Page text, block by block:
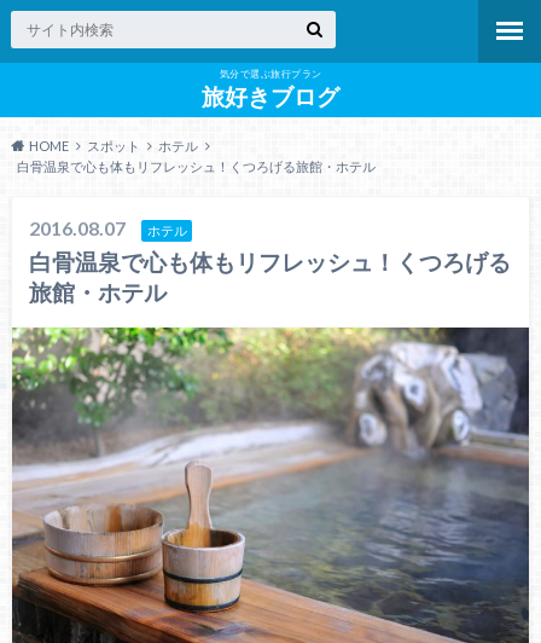
気分で選ぶ旅行プラン
旅好きブログ
HOME スポット
ホテル
白骨温泉で心も体もリフレッシュ！くつろげる旅館・ホテル
2016.08.07 ホテル
白骨温泉で心も体もリフレッシュ！くつろげる
旅館・ホテル